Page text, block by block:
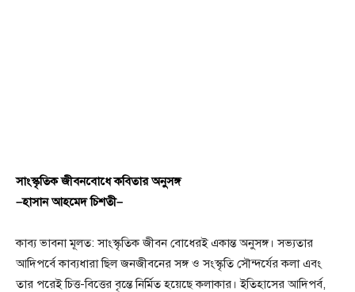
সাংস্কৃতিক জীবনবোধে কবিতার অনুসঙ্গ
–হাসান আহমেদ চিশতী–
কাব্য ভাবনা মূলত: সাংস্কৃতিক জীবন বোধেরই একান্ত অনুসঙ্গ। সভ্যতার
আদিপর্বে কাব্যধারা ছিল জনজীবনের সঙ্গ ও সংস্কৃতি সৌন্দর্যের কলা এবং
তার পরেই চিত্ত-বিত্তের বৃন্তে নির্মিত হয়েছে কলাকার। ইতিহাসের আদিপর্ব,